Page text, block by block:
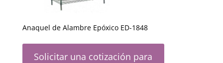
Anaquel de Alambre Epóxico ED-1848
Solicitar una cotización para